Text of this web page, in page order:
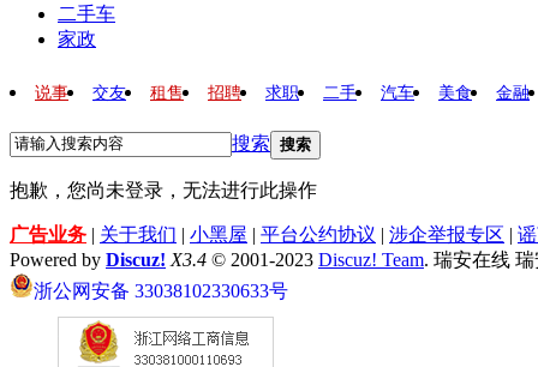
二手车
家政
说事 交友 租售 招聘 求职 二手 汽车 美食 金融
搜索 搜索
抱歉，您尚未登录，无法进行此操作
广告业务 | 关于我们 | 小黑屋 | 平台公约协议 | 涉企举报专区 |
Powered by Discuz! X3.4 © 2001-2023 Discuz! Team. 瑞安在线
浙公网安备 33038102330633号